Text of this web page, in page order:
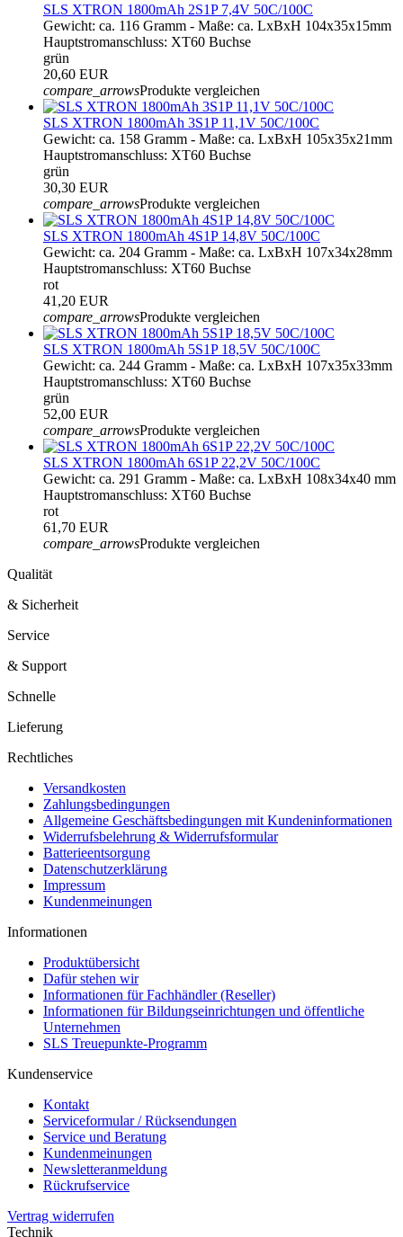
SLS XTRON 1800mAh 2S1P 7,4V 50C/100C
Gewicht: ca. 116 Gramm - Maße: ca. LxBxH 104x35x15mm
Hauptstromanschluss: XT60 Buchse
grün
20,60 EUR
compare_arrowsProdukte vergleichen
SLS XTRON 1800mAh 3S1P 11,1V 50C/100C
Gewicht: ca. 158 Gramm - Maße: ca. LxBxH 105x35x21mm
Hauptstromanschluss: XT60 Buchse
grün
30,30 EUR
compare_arrowsProdukte vergleichen
SLS XTRON 1800mAh 4S1P 14,8V 50C/100C
Gewicht: ca. 204 Gramm - Maße: ca. LxBxH 107x34x28mm
Hauptstromanschluss: XT60 Buchse
rot
41,20 EUR
compare_arrowsProdukte vergleichen
SLS XTRON 1800mAh 5S1P 18,5V 50C/100C
Gewicht: ca. 244 Gramm - Maße: ca. LxBxH 107x35x33mm
Hauptstromanschluss: XT60 Buchse
grün
52,00 EUR
compare_arrowsProdukte vergleichen
SLS XTRON 1800mAh 6S1P 22,2V 50C/100C
Gewicht: ca. 291 Gramm - Maße: ca. LxBxH 108x34x40 mm
Hauptstromanschluss: XT60 Buchse
rot
61,70 EUR
compare_arrowsProdukte vergleichen
Qualität
& Sicherheit
Service
& Support
Schnelle
Lieferung
Rechtliches
Versandkosten
Zahlungsbedingungen
Allgemeine Geschäftsbedingungen mit Kundeninformationen
Widerrufsbelehrung & Widerrufsformular
Batterieentsorgung
Datenschutzerklärung
Impressum
Kundenmeinungen
Informationen
Produktübersicht
Dafür stehen wir
Informationen für Fachhändler (Reseller)
Informationen für Bildungseinrichtungen und öffentliche
Unternehmen
SLS Treuepunkte-Programm
Kundenservice
Kontakt
Serviceformular / Rücksendungen
Service und Beratung
Kundenmeinungen
Newsletteranmeldung
Rückrufservice
Vertrag widerrufen
Technik